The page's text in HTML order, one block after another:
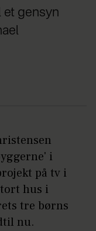
et gensyn
i
på tv i
hus i
tre børns
nu.